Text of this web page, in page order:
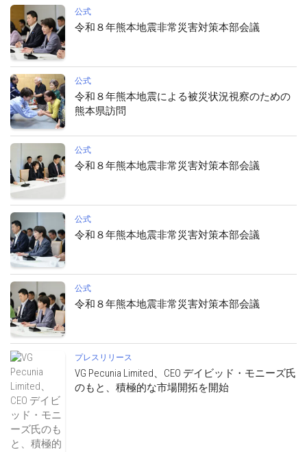
公式
令和８年熊本地震非常災害対策本部会議
公式
令和８年熊本地震による被災状況視察のための
熊本県訪問
公式
令和８年熊本地震非常災害対策本部会議
公式
令和８年熊本地震非常災害対策本部会議
公式
令和８年熊本地震非常災害対策本部会議
プレスリリース
VG Pecunia Limited、CEO デイビッド・モニーズ氏
のもと、積極的な市場開拓を開始